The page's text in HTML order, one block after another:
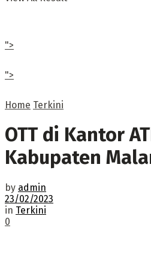
">
">
Home Terkini
OTT di Kantor
Kabupaten
by admin
23/02/2023
in Terkini
0